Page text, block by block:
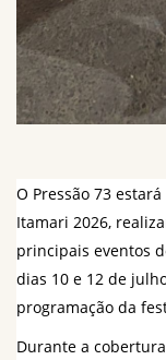
O Pressão 73
Itamari 2026,
principais eventos
dias 10 e 12 de
programação da
Durante a